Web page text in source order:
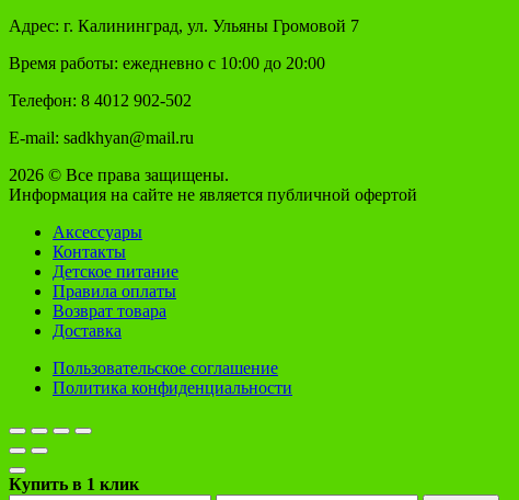
Адрес: г. Калининград, ул. Ульяны Громовой 7
Время работы: ежедневно с 10:00 до 20:00
Телефон: 8 4012 902-502
E-mail: sadkhyan@mail.ru
2026 © Все права защищены.
Информация на сайте не является публичной офертой
Аксессуары
Контакты
Детское питание
Правила оплаты
Возврат товара
Доставка
Пользовательское соглашение
Политика конфиденциальности
Купить в 1 клик